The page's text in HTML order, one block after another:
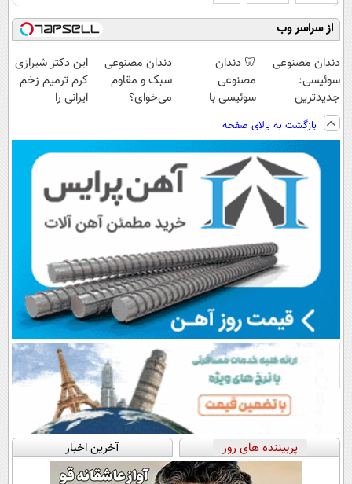
از سراسر وب
دندان مصنوعی
سوئیسی:
جدیدترین
فناوری اروپا،
سبک و مقاوم |
پرداخت قسطی
🦷 دندان
مصنوعی
سوئیسی با
دیجیتال |
پرداخت در 4
قسط |📍 تهران
دندان مصنوعی
سبک و مقاوم
می‌خوای؟
📍تهران
این دکتر شیرازی
کرم ترمیم زخم
ایرانی را
بازگشت به بالای صفحه
پربیننده های روز آخرین اخبار